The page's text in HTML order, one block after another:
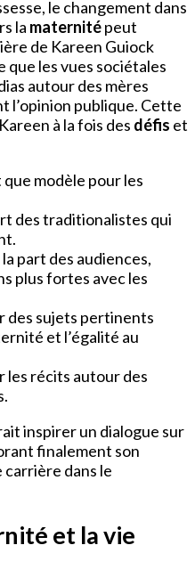
le changement dans
la maternitépeut
de Kareen Guiock
que les vues sociétales
autour des mères
l’opinion publique. Cette
à la fois des défis et
modèle pour les
des traditionalistes qui
part des audiences,
plus fortes avec les
des sujets pertinents
et l’égalité au
les récits autour des
inspirer un dialogue sur
finalement son
dans le
et la vie